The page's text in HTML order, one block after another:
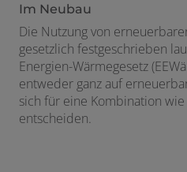
Im Neubau​
Die Nutzung von
gesetzlich festgeschrieben
Energien-Wärmegesetz
entweder ganz auf
sich für eine Kombination
entscheiden.